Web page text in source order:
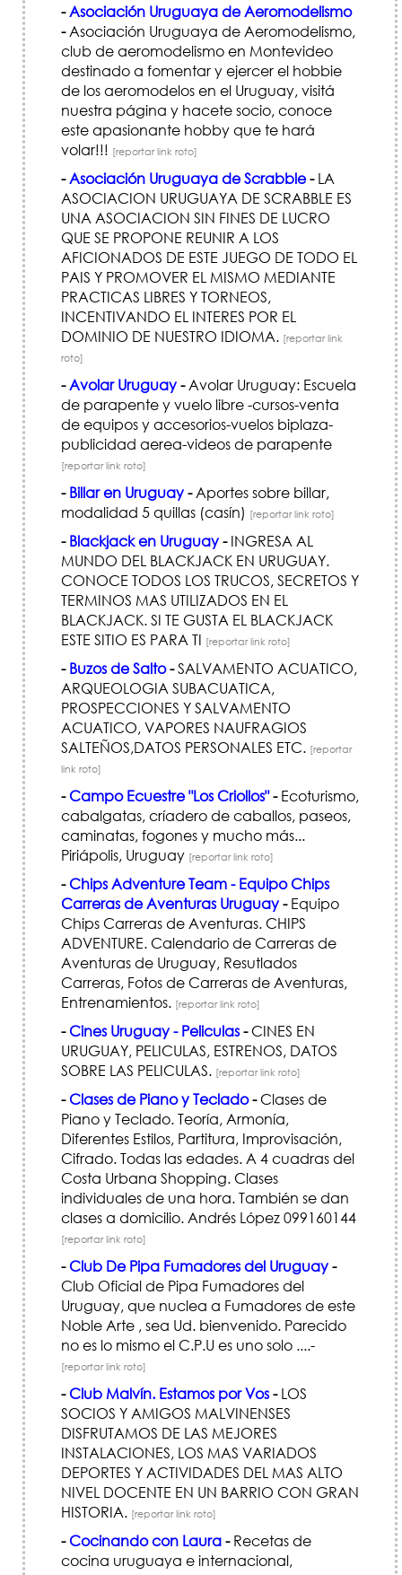
-Asociación Uruguaya de Aeromodelismo
-Asociación Uruguaya de Aeromodelismo,
club de aeromodelismo en Montevideo
destinado a fomentar y ejercer el hobbie
de los aeromodelos en el Uruguay, visitá
nuestra página y hacete socio, conoce
este apasionante hobby que te hará
volar!!! [reportar link roto]
-Asociación Uruguaya de Scrabble-LA
ASOCIACION URUGUAYA DE SCRABBLE ES
UNA ASOCIACION SIN FINES DE LUCRO
QUE SE PROPONE REUNIR A LOS
AFICIONADOS DE ESTE JUEGO DE TODO EL
PAIS Y PROMOVER EL MISMO MEDIANTE
PRACTICAS LIBRES Y TORNEOS,
INCENTIVANDO EL INTERES POR EL
DOMINIO DE NUESTRO IDIOMA. [reportar link
roto]
-Avolar Uruguay-Avolar Uruguay: Escuela
de parapente y vuelo libre -cursos-venta
de equipos y accesorios-vuelos biplaza-
publicidad aerea-videos de parapente
[reportar link roto]
- Billar en Uruguay-Aportes sobre billar,
modalidad 5 quillas (casín) [reportar link roto]
- Blackjack en Uruguay-INGRESA AL
MUNDO DEL BLACKJACK EN URUGUAY.
CONOCE TODOS LOS TRUCOS, SECRETOS Y
TERMINOS MAS UTILIZADOS EN EL
BLACKJACK. SI TE GUSTA EL BLACKJACK
ESTE SITIO ES PARA TI [reportar link roto]
- Buzos de Salto-SALVAMENTO ACUATICO,
ARQUEOLOGIA SUBACUATICA,
PROSPECCIONES Y SALVAMENTO
ACUATICO, VAPORES NAUFRAGIOS
SALTEÑOS,DATOS PERSONALES ETC. [reportar
link roto]
-Campo Ecuestre "Los Criollos"-Ecoturismo,
cabalgatas, críadero de caballos, paseos,
caminatas, fogones y mucho más...
Piriápolis, Uruguay [reportar link roto]
-Chips Adventure Team - Equipo Chips
Carreras de Aventuras Uruguay-Equipo
Chips Carreras de Aventuras. CHIPS
ADVENTURE. Calendario de Carreras de
Aventuras de Uruguay, Resutlados
Carreras, Fotos de Carreras de Aventuras,
Entrenamientos. [reportar link roto]
-Cines Uruguay - Peliculas-CINES EN
URUGUAY, PELICULAS, ESTRENOS, DATOS
SOBRE LAS PELICULAS. [reportar link roto]
-Clases de Piano y Teclado-Clases de
Piano y Teclado. Teoría, Armonía,
Diferentes Estilos, Partitura, Improvisación,
Cifrado. Todas las edades. A 4 cuadras del
Costa Urbana Shopping. Clases
individuales de una hora. También se dan
clases a domicilio. Andrés López 099160144
[reportar link roto]
-Club De Pipa Fumadores del Uruguay-
Club Oficial de Pipa Fumadores del
Uruguay, que nuclea a Fumadores de este
Noble Arte , sea Ud. bienvenido. Parecido
no es lo mismo el C.P.U es uno solo ....-
[reportar link roto]
-Club Malvín. Estamos por Vos-LOS
SOCIOS Y AMIGOS MALVINENSES
DISFRUTAMOS DE LAS MEJORES
INSTALACIONES, LOS MAS VARIADOS
DEPORTES Y ACTIVIDADES DEL MAS ALTO
NIVEL DOCENTE EN UN BARRIO CON GRAN
HISTORIA. [reportar link roto]
-Cocinando con Laura-Recetas de
cocina uruguaya e internacional,